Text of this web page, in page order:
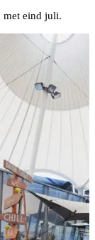
met eind juli.